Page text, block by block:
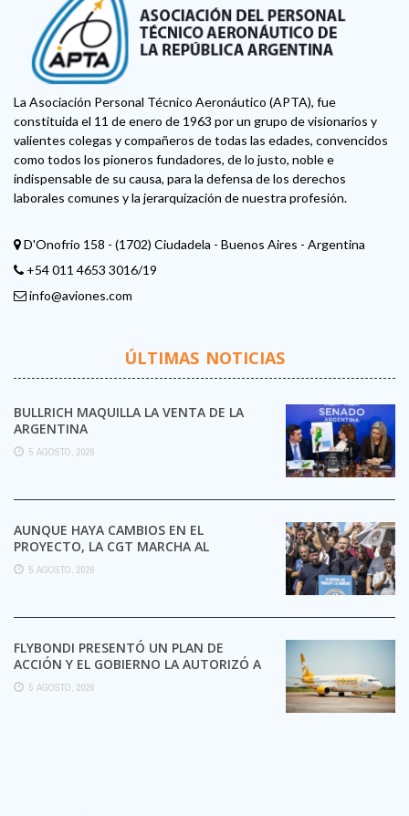
La Asociación Personal Técnico Aeronáutico (APTA), fue
constituida el 11 de enero de 1963 por un grupo de visionarios y
valientes colegas y compañeros de todas las edades, convencidos
como todos los pioneros fundadores, de lo justo, noble e
indispensable de su causa, para la defensa de los derechos
laborales comunes y la jerarquización de nuestra profesión.
D'Onofrio 158 - (1702) Ciudadela - Buenos Aires - Argentina
+54 011 4653 3016/19
info@aviones.com
ÚLTIMAS NOTICIAS
BULLRICH MAQUILLA LA VENTA DE LA
ARGENTINA
5 AGOSTO, 2026
AUNQUE HAYA CAMBIOS EN EL
PROYECTO, LA CGT MARCHA AL
CONGRESO CONTRA LA LEY DE ...
5 AGOSTO, 2026
FLYBONDI PRESENTÓ UN PLAN DE
ACCIÓN Y EL GOBIERNO LA AUTORIZÓ A
SEGUIR OPERANDO
5 AGOSTO, 2026